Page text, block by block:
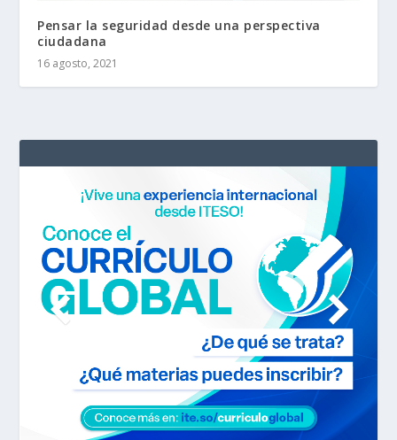
Pensar la seguridad desde una perspectiva
ciudadana
16 agosto, 2021